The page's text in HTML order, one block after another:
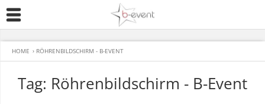
Tag: Röhrenbildschirm - B-Event
HOME › RÖHRENBILDSCHIRM - B-EVENT